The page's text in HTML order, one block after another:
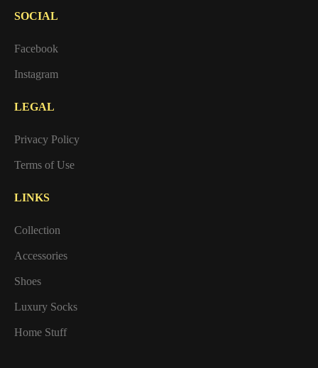
SOCIAL
Facebook
Instagram
LEGAL
Privacy Policy
Terms of Use
LINKS
Collection
Accessories
Shoes
Luxury Socks
Home Stuff